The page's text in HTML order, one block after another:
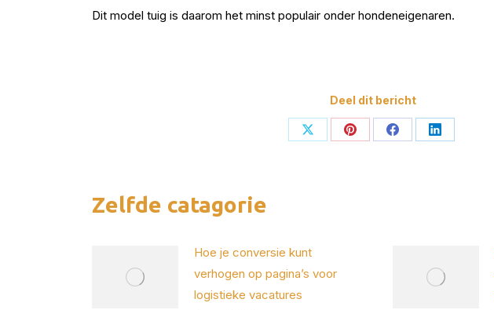
Dit model tuig is daarom het minst populair onder hondeneigenaren.
Deel dit bericht
Deel
Deel
Deel
Deel
Zelfde catagorie
Hoe je conversie kunt
verhogen op pagina’s voor
logistieke vacatures